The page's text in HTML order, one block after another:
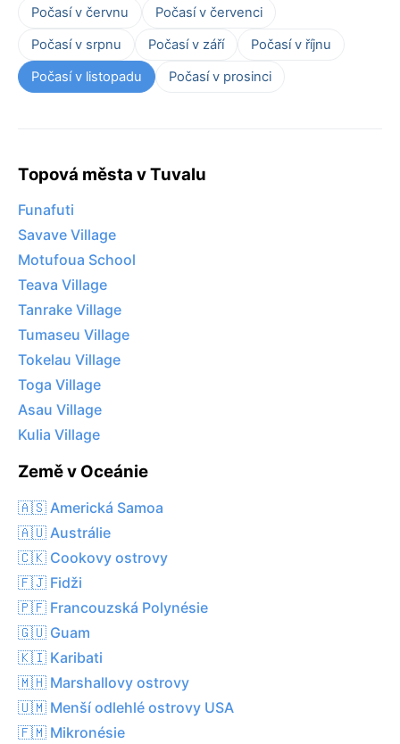
Počasí v červnu
Počasí v červenci
Počasí v srpnu
Počasí v září
Počasí v říjnu
Počasí v listopadu
Počasí v prosinci
Topová města v Tuvalu
Funafuti
Savave Village
Motufoua School
Teava Village
Tanrake Village
Tumaseu Village
Tokelau Village
Toga Village
Asau Village
Kulia Village
Země v Oceánie
🇦🇸 Americká Samoa
🇦🇺 Austrálie
🇨🇰 Cookovy ostrovy
🇫🇯 Fidži
🇵🇫 Francouzská Polynésie
🇬🇺 Guam
🇰🇮 Karibati
🇲🇭 Marshallovy ostrovy
🇺🇲 Menší odlehlé ostrovy USA
🇫🇲 Mikronésie